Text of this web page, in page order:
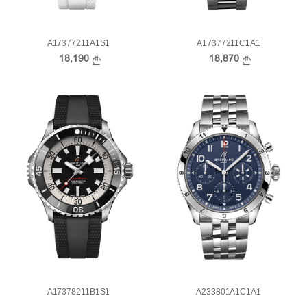
A17377211A1S1
18,190
A17377211C1A1
18,870
A17378211B1S1 A233801A1C1A1